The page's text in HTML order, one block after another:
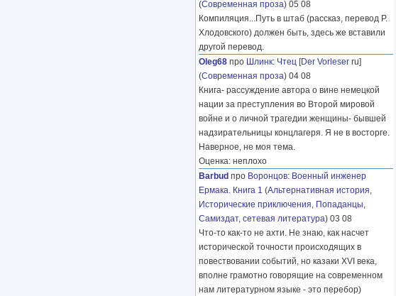
(Современная проза) 05 08
Компиляция...Путь в штаб (рассказ, перевод Р.
Хлодовского) должен быть, здесь же вставили
другой перевод.
Oleg68 про Шлинк: Чтец [Der Vorleser ru]
(Современная проза) 04 08
Книга- рассуждение автора о вине немецкой
нации за преступления во Второй мировой
войне и о личной трагедии женщины- бывшей
надзирательницы концлагеря. Я не в восторге.
Наверное, не моя тема.
Оценка: неплохо
Barbud про Воронцов: Военный инженер
Ермака. Книга 1 (Альтернативная история,
Исторические приключения, Попаданцы,
Самиздат, сетевая литература) 03 08
Что-то как-то не ахти. Не знаю, как насчет
исторической точности происходящих в
повествовании событий, но казаки XVI века,
вполне грамотно говорящие на современном
нам литературном языке - это перебор)